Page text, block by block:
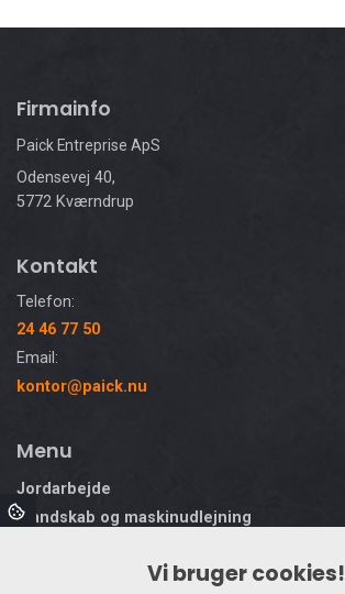
Firmainfo
Paick Entreprise ApS
Odensevej 40,
5772 Kværndrup
Kontakt
Telefon:
24 46 77 50
Email:
kontor@paick.nu
Menu
Jordarbejde
Mandskab og maskinudlejning
Vi bruger cookies!